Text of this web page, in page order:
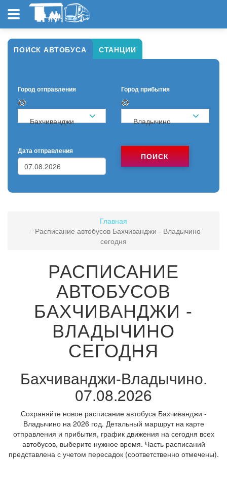
ПОИСК АВТОБУСА СТАНЦИИ
Город отправления
Бахчиванджи
Город прибытия
Владычино
Дата отправления
ПОИСК
Главная
Расписание автобусов Бахчиванджи - Владычино
сегодня
РАСПИСАНИЕ
АВТОБУСОВ
БАХЧИВАНДЖИ -
ВЛАДЫЧИНО
СЕГОДНЯ
Бахчиванджи-Владычино.
07.08.2026
Сохраняйте новое расписание автобуса Бахчиванджи -
Владычино на 2026 год. Детальный маршрут на карте
отправления и прибытия, график движения на сегодня всех
автобусов, выберите нужное время. Часть расписаний
представлена с учетом пересадок (соответственно отмечены).